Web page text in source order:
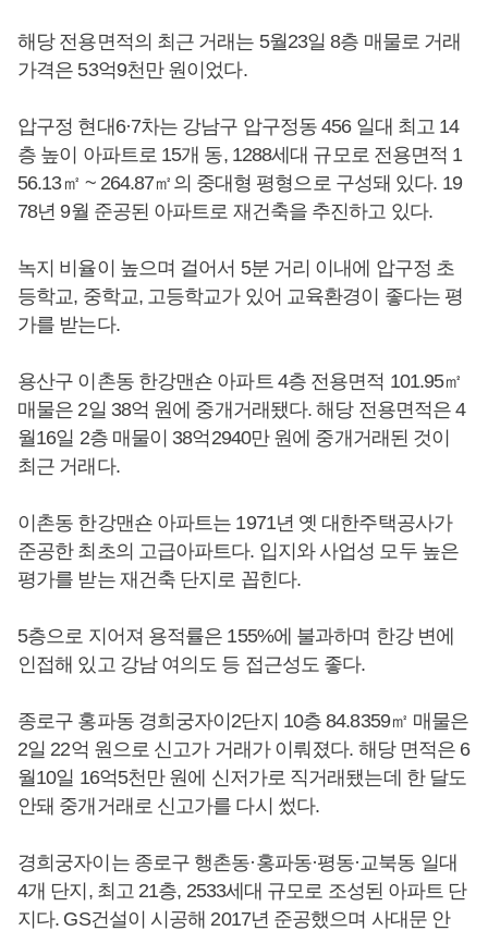
해당 전용면적의 최근 거래는 5월23일 8층 매물로 거래
가격은 53억9천만 원이었다.
압구정 현대6·7차는 강남구 압구정동 456 일대 최고 14
층 높이 아파트로 15개 동, 1288세대 규모로 전용면적 1
56.13㎡ ~ 264.87㎡의 중대형 평형으로 구성돼 있다. 19
78년 9월 준공된 아파트로 재건축을 추진하고 있다.
녹지 비율이 높으며 걸어서 5분 거리 이내에 압구정 초
등학교, 중학교, 고등학교가 있어 교육환경이 좋다는 평
가를 받는다.
용산구 이촌동 한강맨숀 아파트 4층 전용면적 101.95㎡
매물은 2일 38억 원에 중개거래됐다. 해당 전용면적은 4
월16일 2층 매물이 38억2940만 원에 중개거래된 것이
최근 거래다.
이촌동 한강맨숀 아파트는 1971년 옛 대한주택공사가
준공한 최초의 고급아파트다. 입지와 사업성 모두 높은
평가를 받는 재건축 단지로 꼽힌다.
5층으로 지어져 용적률은 155%에 불과하며 한강 변에
인접해 있고 강남 여의도 등 접근성도 좋다.
종로구 홍파동 경희궁자이2단지 10층 84.8359㎡ 매물은
2일 22억 원으로 신고가 거래가 이뤄졌다. 해당 면적은 6
월10일 16억5천만 원에 신저가로 직거래됐는데 한 달도
안돼 중개거래로 신고가를 다시 썼다.
경희궁자이는 종로구 행촌동·홍파동·평동·교북동 일대
4개 단지, 최고 21층, 2533세대 규모로 조성된 아파트 단
지다. GS건설이 시공해 2017년 준공했으며 사대문 안